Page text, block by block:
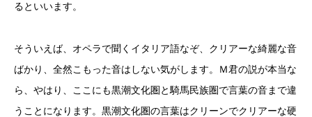
るといいます。
そういえば、オペラで聞くイタリア語なぞ、クリアーな綺麗な音
ばかり、全然こもった音はしない気がします。Ｍ君の説が本当な
ら、やはり、ここにも黒潮文化圏と騎馬民族圏で言葉の音まで違
うことになります。黒潮文化圏の言葉はクリーンでクリアーな硬